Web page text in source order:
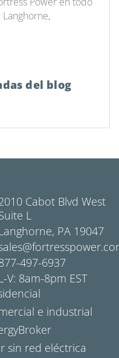
del blog
Cabot Blvd West
L
PA 19047
497-6937
V: 8am-8pm EST
e industrial
sin red eléctrica